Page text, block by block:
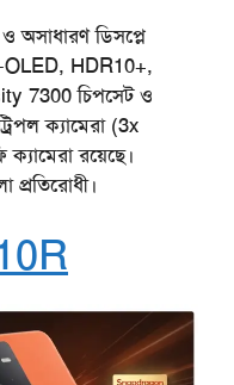
অসাধারণ ডিসপ্লে
OLED, HDR10+,
7300 চিপসেট ও
ক্যামেরা (3x
রয়েছে।
প্রতিরোধী।